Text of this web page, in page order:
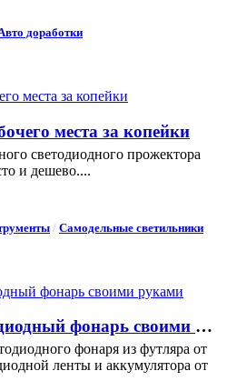
доработки
места за копейки
светодиодного прожектора
и дешево....
/ Самодельные светильники
Настольный светодиодный фонарь своими руками
фонаря из футляра от
ленты и аккумулятора от